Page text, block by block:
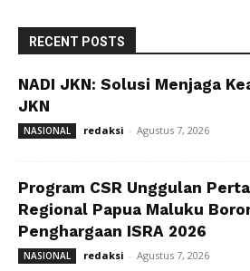
RECENT POSTS
NADI JKN: Solusi Menjaga
JKN
NASIONAL redaksi - Agustus 7, 2026
Program CSR Unggulan
Regional Papua Maluku
Penghargaan ISRA 2026
NASIONAL redaksi - Agustus 7, 2026